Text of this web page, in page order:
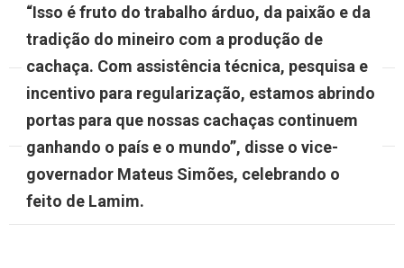
“Isso é fruto do trabalho árduo, da paixão e da
tradição do mineiro com a produção de
cachaça. Com assistência técnica, pesquisa e
incentivo para regularização, estamos abrindo
portas para que nossas cachaças continuem
ganhando o país e o mundo”, disse o vice-
governador Mateus Simões, celebrando o
feito de Lamim.